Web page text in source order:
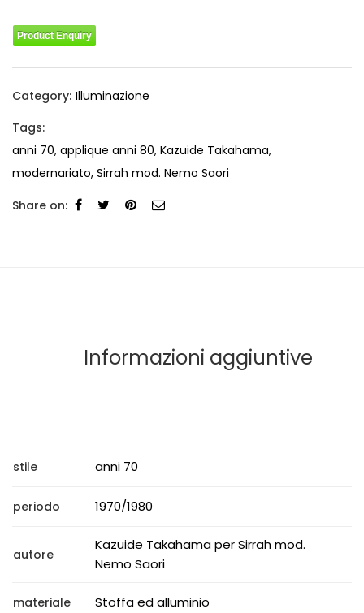
Product Enquiry
Category: Illuminazione
Tags:
anni 70, applique anni 80, Kazuide Takahama,
modernariato, Sirrah mod. Nemo Saori
Share on:
Informazioni aggiuntive
stile anni 70
periodo 1970/1980
autore
Kazuide Takahama per Sirrah mod.
Nemo Saori
materiale Stoffa ed alluminio